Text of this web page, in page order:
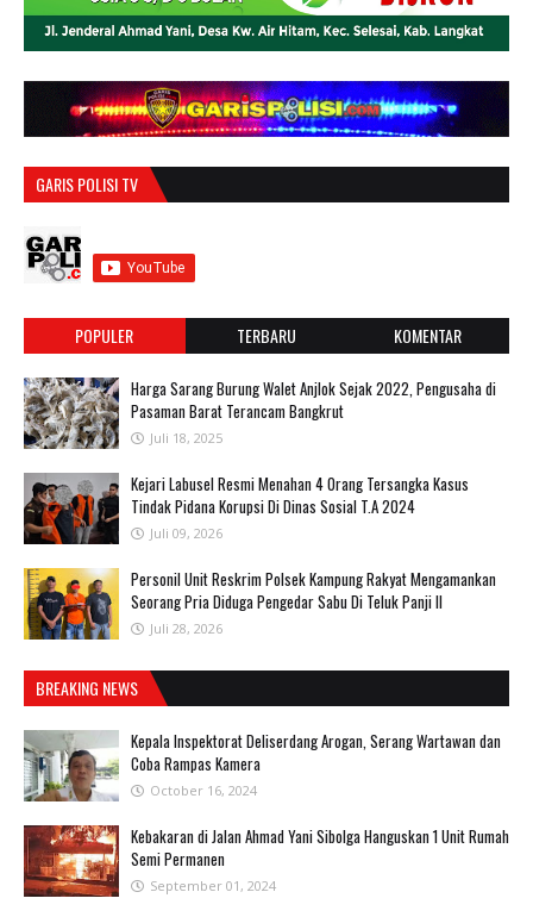
GARIS POLISI TV
POPULER TERBARU KOMENTAR
Harga Sarang Burung Walet Anjlok Sejak 2022, Pengusaha di
Pasaman Barat Terancam Bangkrut
Juli 18, 2025
‎Kejari Labusel Resmi Menahan 4 Orang Tersangka Kasus
Tindak Pidana Korupsi Di Dinas Sosial T.A 2024
Juli 09, 2026
Personil Unit Reskrim Polsek Kampung Rakyat Mengamankan
Seorang Pria Diduga Pengedar Sabu Di Teluk Panji II
Juli 28, 2026
BREAKING NEWS
Kepala Inspektorat Deliserdang Arogan, Serang Wartawan dan
Coba Rampas Kamera
October 16, 2024
Kebakaran di Jalan Ahmad Yani Sibolga Hanguskan 1 Unit Rumah
Semi Permanen
September 01, 2024